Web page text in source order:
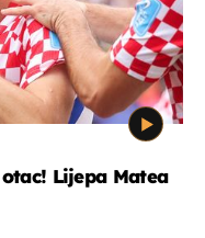
Lijepa Matea